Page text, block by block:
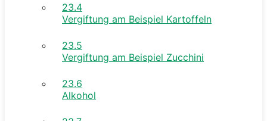
23.4
Vergiftung am Beispiel Kartoffeln
23.5
Vergiftung am Beispiel Zucchini
23.6
Alkohol